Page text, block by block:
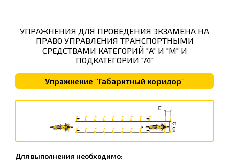
УПРАЖНЕНИЯ ДЛЯ ПРОВЕДЕНИЯ ЭКЗАМЕНА НА
ПРАВО УПРАВЛЕНИЯ ТРАНСПОРТНЫМИ
СРЕДСТВАМИ КАТЕГОРИЙ "A" И "M" И
ПОДКАТЕГОРИИ "A1"
Упражнение "Габаритный коридор"
Для выполнения необходимо: